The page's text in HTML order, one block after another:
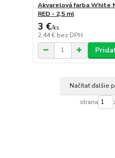
Akvarelová farba White
RED - 2,5 ml
3 €/ks
2,44 € bez DPH
Načítať ďalšie
strana